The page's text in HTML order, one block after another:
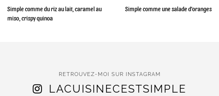
Simple comme du riz au lait, caramel au
miso, crispy quinoa
Simple comme une salade d'oranges
RETROUVEZ-MOI SUR INSTAGRAM
LACUISINECESTSIMPLE